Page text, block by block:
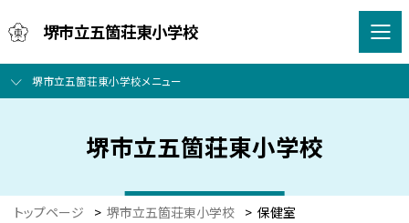
堺市立五箇荘東小学校
堺市立五箇荘東小学校メニュー
堺市立五箇荘東小学校
トップページ > 堺市立五箇荘東小学校 > 保健室